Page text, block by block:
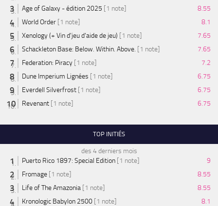
Age of Galaxy - édition 2025 [1 note]
8.55
World Order [1 note]
8.1
Xenology (+ Vin d'jeu d'aide de jeu) [1 note]
7.65
Schackleton Base: Below. Within. Above. [1 note]
7.65
Federation: Piracy [1 note]
7.2
Dune Imperium Lignées [1 note]
6.75
Everdell Silverfrost [1 note]
6.75
Revenant [1 note] 6.75
TOP INITIÉS
des 4 derniers mois
Puerto Rico 1897: Special Edition [1 note]
9
Fromage [1 note]
8.55
Life of The Amazonia [1 note]
8.55
Kronologic Babylon 2500 [1 note]
8.1